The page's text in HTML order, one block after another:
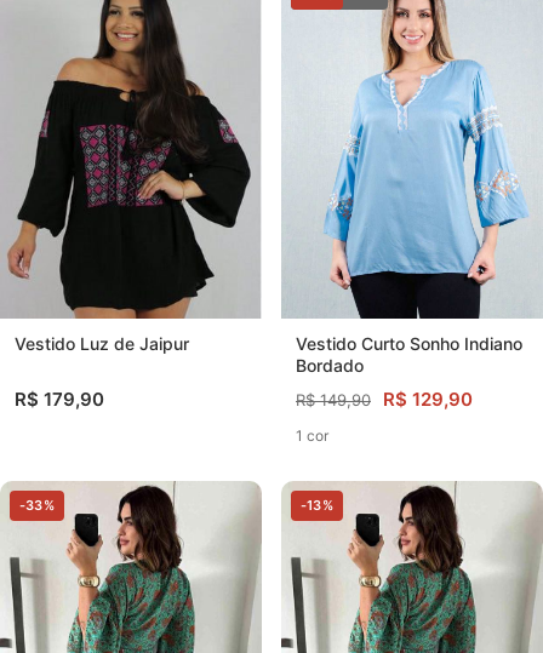
Vestido Luz de Jaipur
R$ 179,90
Vestido Curto Sonho Indiano
Bordado
R$ 149,90 R$ 129,90
1 cor
-33% -13%